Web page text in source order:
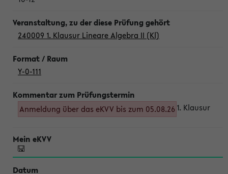
240009 1. Klausur Lineare Algebra II (Kl)
Y-0-111
Anmeldung über das eKVV bis zum 05.08.26 1. Klausur